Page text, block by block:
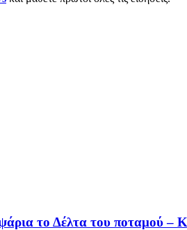
το Δέλτα του ποταμού –